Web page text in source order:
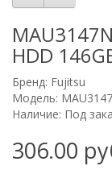
HDD
Бренд: Fujitsu
Модель:
Наличие: Под
306.00